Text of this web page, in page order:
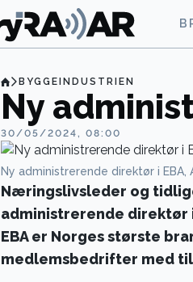
BYGGEINDUSTRIEN
Ny
30/05/2024, 08:00
Ny administrerende direktør i EBA,
Næringslivsleder og
administrerende direktør
EBA er Norges største
medlemsbedrifter med